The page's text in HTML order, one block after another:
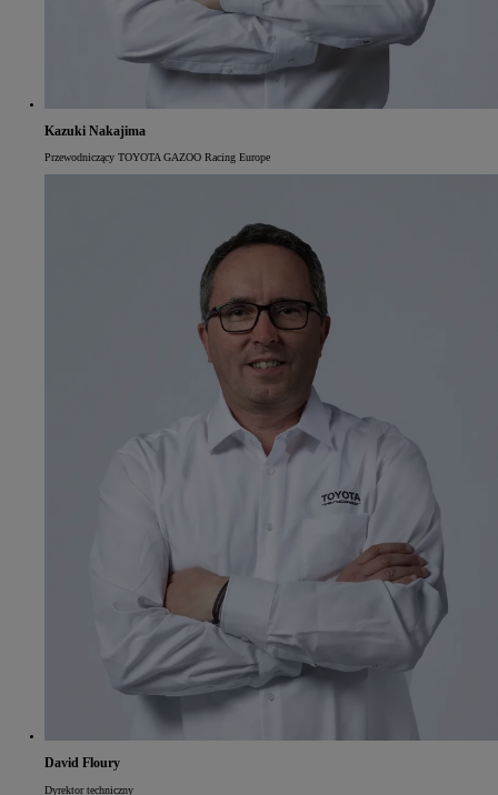
Kazuki Nakajima
Przewodniczący TOYOTA GAZOO Racing Europe
David Floury
Dyrektor techniczny